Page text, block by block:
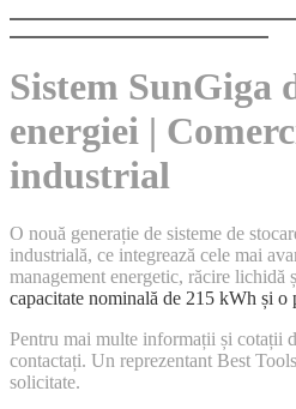
Sistem SunGiga
energiei |
industrial
O nouă generație de sisteme de
industrială, ce integrează cele mai
management energetic, răcire lichidă
capacitate nominală de 215 kWh și o
Pentru mai multe informații și cotații
contactați. Un reprezentant Best
solicitate.